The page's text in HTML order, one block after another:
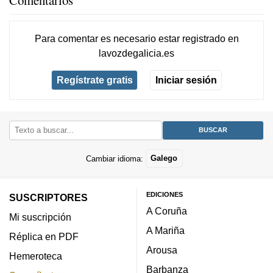
Para comentar es necesario estar registradoen
lavozdegalicia.es
Regístrate gratis Iniciar sesión
Cambiar idioma: Galego
SUSCRIPTORES
Mi suscripción
Réplica en PDF
Hemeroteca
EDICIONES
A Coruña
A Mariña
Arousa
Barbanza